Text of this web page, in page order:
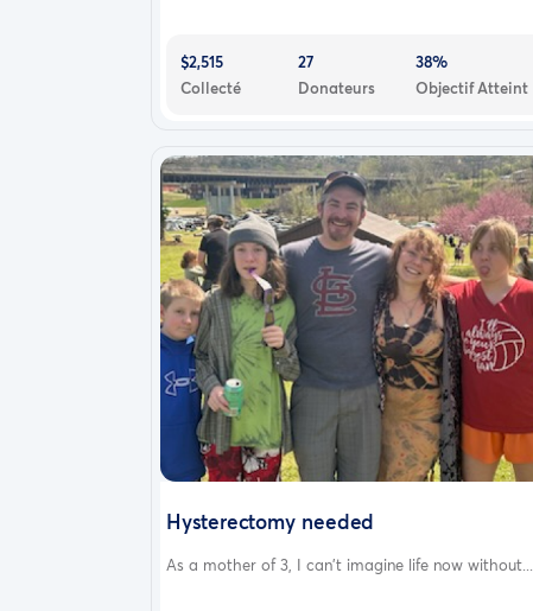
$2,515
Collecté
27
Donateurs
38%
Objectif Atteint
Hysterectomy needed
As a mother of 3, I can't imagine life now without...